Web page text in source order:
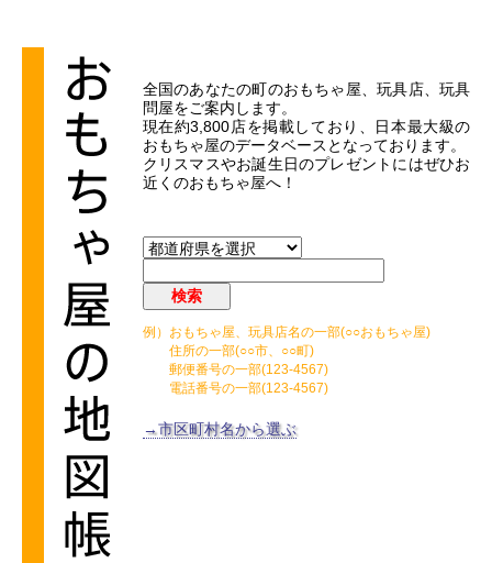
全国のあなたの町のおもちゃ屋、玩具店、玩具
問屋をご案内します。
現在約3,800店を掲載しており、日本最大級の
おもちゃ屋のデータベースとなっております。
クリスマスやお誕生日のプレゼントにはぜひお
近くのおもちゃ屋へ！
例）おもちゃ屋、玩具店名の一部(○○おもちゃ屋)
住所の一部(○○市、○○町)
郵便番号の一部(123-4567)
電話番号の一部(123-4567)
→市区町村名から選ぶ